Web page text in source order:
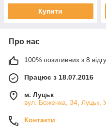
Купити
Про нас
100% позитивних з 8
Працює з 18.07.2016
м. Луцьк
вул. Боженка, 34, Луцьк,
Контакти